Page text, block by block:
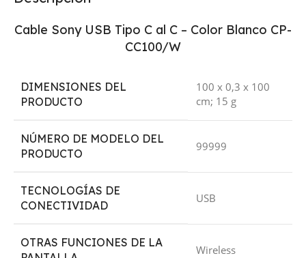
Cable Sony USB Tipo C al C – Color Blanco CP-
CC100/W
DIMENSIONES DEL
PRODUCTO
‎100 x 0,3 x 100
cm; 15 g
NÚMERO DE MODELO DEL
PRODUCTO
‎99999
TECNOLOGÍAS DE
CONECTIVIDAD
‎USB
OTRAS FUNCIONES DE LA
‎Wireless